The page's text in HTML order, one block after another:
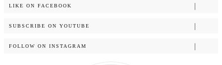
LIKE ON FACEBOOK
SUBSCRIBE ON YOUTUBE
FOLLOW ON INSTAGRAM